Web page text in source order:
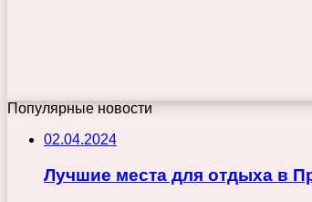
Популярные новости
02.04.2024
Лучшие места для отдыха в